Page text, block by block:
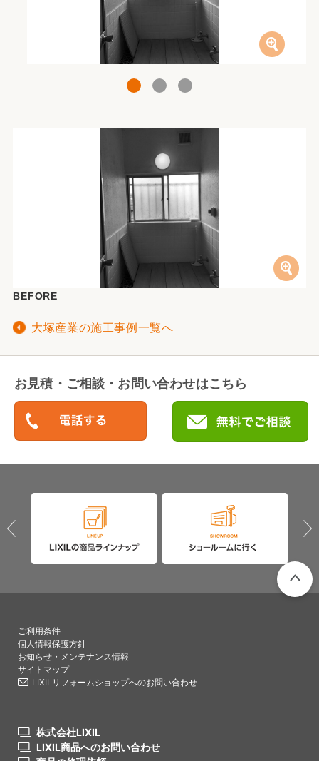
BEFORE
大塚産業の施工事例一覧へ
お見積・ご相談・お問い合わせはこちら
ご利用条件
個人情報保護方針
お知らせ・メンテナンス情報
サイトマップ
LIXILリフォームショップへのお問い合わせ
株式会社LIXIL
LIXIL商品へのお問い合わせ